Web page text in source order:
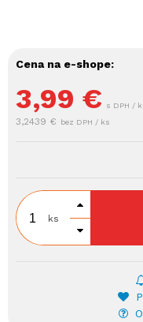
Cena na e-shope:
3,99 € s DPH /
3,2439 € bez DPH / ks
ks